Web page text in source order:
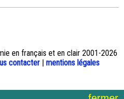
en français et en clair 2001-2026
contacter | mentions légales